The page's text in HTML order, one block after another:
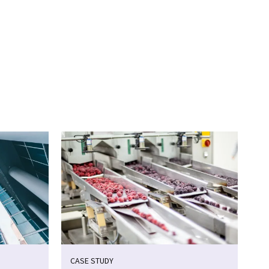
CASE STUDY